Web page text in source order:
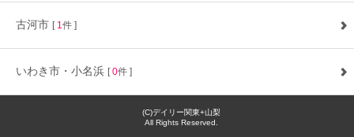
古河市 [ 1件 ]
いわき市・小名浜 [0件 ]
(C)デイリー関東+山梨
All Rights Reserved.